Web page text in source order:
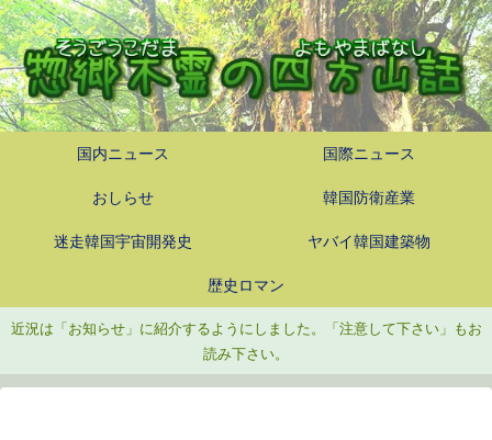
国内ニュース 国際ニュース
おしらせ 韓国防衛産業
迷走韓国宇宙開発史 ヤバイ韓国建築物
歴史ロマン
近況は「お知らせ」に紹介するようにしました。「注意して下さい」もお
読み下さい。